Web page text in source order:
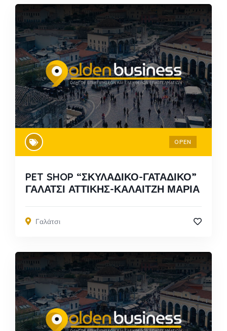
OPEN
PET SHOP “ΣΚΥΛΑΔΙΚΟ-ΓΑΤΑΔΙΚΟ”
ΓΑΛΑΤΣΙ ΑΤΤΙΚΗΣ-ΚΑΛΑΙΤΖΗ ΜΑΡΙΑ
Γαλάτσι